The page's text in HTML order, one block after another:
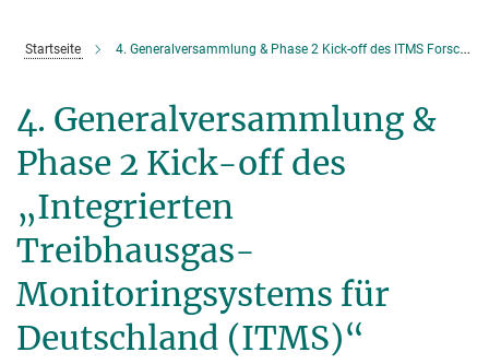
Startseite 4. Generalversammlung & Phase 2 Kick-off des ITMS Forschungsprojekts
4. Generalversammlung &
Phase 2 Kick-off des
„Integrierten
Treibhausgas-
Monitoringsystems für
Deutschland (ITMS)“